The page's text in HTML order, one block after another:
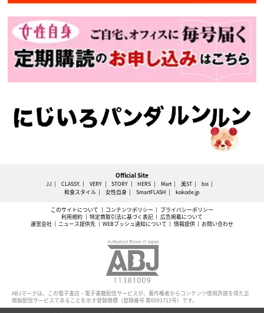
Official Site
JJ CLASSY. VERY STORY HERS Mart 美ST
bis
和食スタイル
女性自身 SmartFLASH kokode.jp
このサイトについて コンテンツポリシー
プライバシーポリシー
利用規約
特定商取引法に基づく表記
広告掲載について
運営会社
ニュース提供先 WEBプッシュ通知について 情報提供 お問い合わせ
ABJマークは、この電子書店・電子書籍配信サービスが、著作権者からコンテンツ使用許諾を得た正
規版配信サービスであることを示す登録商標（登録番号 第6091713号）です。